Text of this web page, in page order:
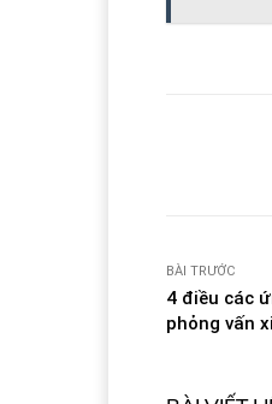
BÀI TRƯỚC
4 điều các
phỏng vấn